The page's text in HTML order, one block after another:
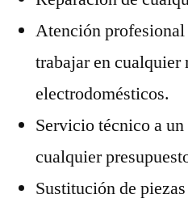
Atención
trabajar en cualquier
electrodomésticos.
Servicio técnico a
cualquier
Sustitución de